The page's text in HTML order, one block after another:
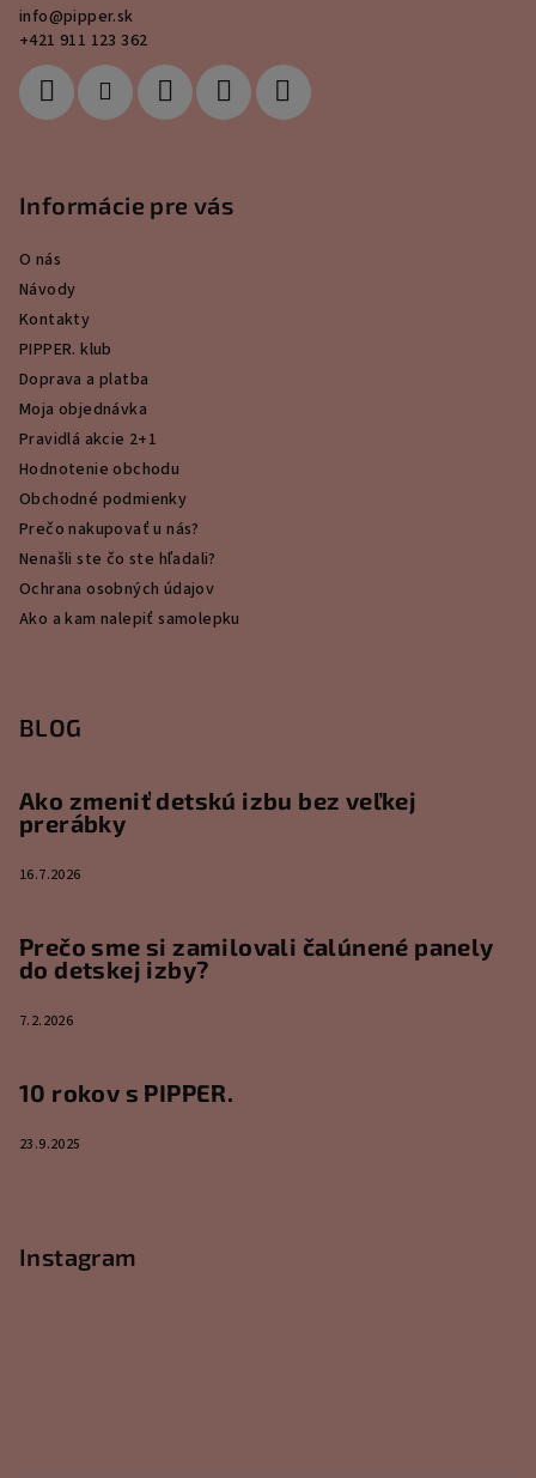
info@pipper.sk
+421 911 123 362
Informácie pre vás
O nás
Návody
Kontakty
PIPPER. klub
Doprava a platba
Moja objednávka
Pravidlá akcie 2+1
Hodnotenie obchodu
Obchodné podmienky
Prečo nakupovať u nás?
Nenašli ste čo ste hľadali?
Ochrana osobných údajov
Ako a kam nalepiť samolepku
BLOG
Ako zmeniť detskú izbu bez veľkej
prerábky
16.7.2026
Prečo sme si zamilovali čalúnené panely
do detskej izby?
7.2.2026
10 rokov s PIPPER.
23.9.2025
Instagram